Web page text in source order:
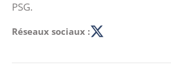
PSG.
Réseaux sociaux :